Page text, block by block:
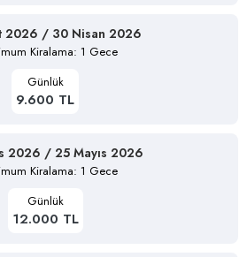
2026 / 30 Nisan 2026
Kiralama: 1 Gece
Günlük
9.600 TL
2026 / 25 Mayıs 2026
Kiralama: 1 Gece
Günlük
12.000 TL